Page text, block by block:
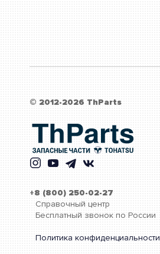
© 2012-2026 ThParts
+8 (800) 250-02-27
Справочный центр
Бесплатный звонок по России
Политика конфиденциальности